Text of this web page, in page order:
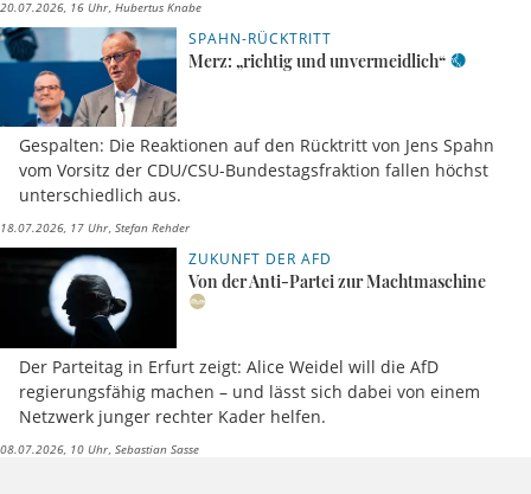
20.07.2026, 16 Uhr Hubertus Knabe
SPAHN-RÜCKTRITT
Merz: „richtig und unvermeidlich“
Gespalten: Die Reaktionen auf den Rücktritt von Jens Spahn
vom Vorsitz der CDU/CSU-Bundestagsfraktion fallen höchst
unterschiedlich aus.
18.07.2026, 17 Uhr Stefan Rehder
ZUKUNFT DER AFD
Von der Anti-Partei zur Machtmaschine
Der Parteitag in Erfurt zeigt: Alice Weidel will die AfD
regierungsfähig machen – und lässt sich dabei von einem
Netzwerk junger rechter Kader helfen.
08.07.2026, 10 Uhr Sebastian Sasse